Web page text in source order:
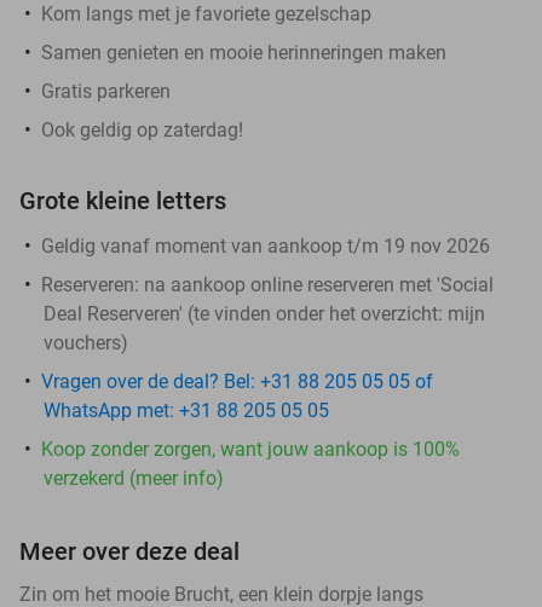
Kom langs met je favoriete gezelschap
Samen genieten en mooie herinneringen maken
Gratis parkeren
Ook geldig op zaterdag!
Grote kleine letters
Geldig vanaf moment van aankoop t/m 19 nov 2026
Reserveren: na aankoop online reserveren met 'Social
Deal Reserveren' (te vinden onder het overzicht: mijn
vouchers)
Vragen over de deal? Bel: +31 88 205 05 05 of
WhatsApp met: +31 88 205 05 05
Koop zonder zorgen, want jouw aankoop is 100%
verzekerd (meer info)
Meer over deze deal
Zin om het mooie Brucht, een klein dorpje langs